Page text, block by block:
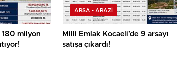
180 milyon
ARSA - ARAZİ
Milli Emlak Kocaeli’de 9 arsayı
satışa çıkardı!